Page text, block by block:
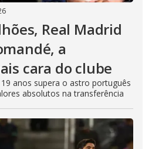
Real Madrid
a
cara do clube
anos supera o astro português
absolutos na transferência